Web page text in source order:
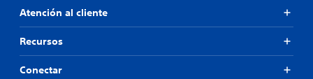
Atención al cliente
Recursos
Conectar